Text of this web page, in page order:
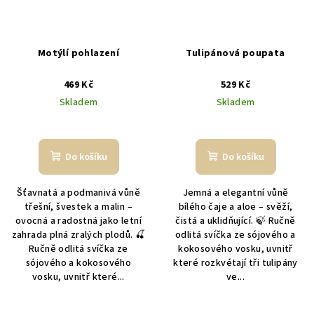
Motýlí pohlazení
469 Kč
Skladem
Do košíku
Šťavnatá a podmanivá vůně
třešní, švestek a malin –
ovocná a radostná jako letní
zahrada plná zralých plodů. 🍒
Ručně odlitá svíčka ze
sójového a kokosového
vosku, uvnitř které...
Tulipánová poupata
529 Kč
Skladem
hodnocení
produktu
z
5
hvězdiček.
Do košíku
Jemná a elegantní vůně
bílého čaje a aloe – svěží,
čistá a uklidňující. 🍃 Ručně
odlitá svíčka ze sójového a
kokosového vosku, uvnitř
které rozkvétají tři tulipány
ve...